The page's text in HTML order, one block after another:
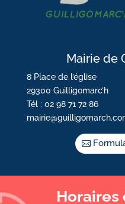
Mairie de
8 Place de l’église
29300 Guilligomarc’h
Tél : 02 98 71 72 86